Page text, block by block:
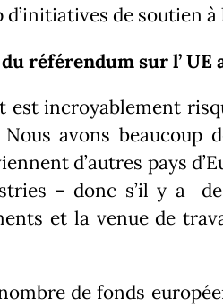
d’initiatives de soutien
référendumsur l’
est incroyablement
Nous avons beaucoup
d’autres pays
– donc s’il y a
et la venue de
de fonds